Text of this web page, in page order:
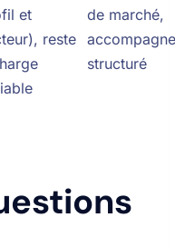
et
reste
de marché,
structuré